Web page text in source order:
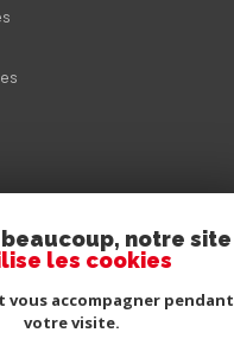
beaucoup, notre site
les cookies
vous accompagner pendant
votre visite.